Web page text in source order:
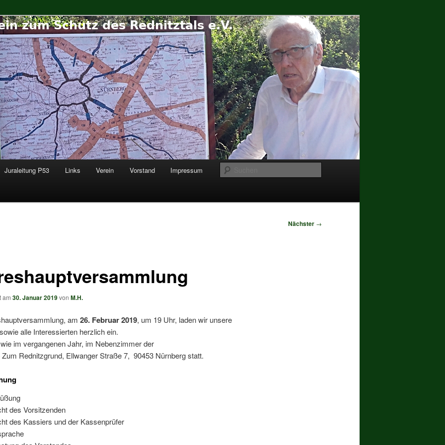
des Rednitztals e.V.
Juraleitung P53 Links Verein Vorstand Impressum
Nächster →
am 30. Januar 2019von M.H.
am 26. Februar 2019, um 19 Uhr, laden wir unsere
alle Interessierten herzlich ein.
im vergangenen Jahr, im Nebenzimmer der
Rednitzgrund, Ellwanger Straße 7, 90453 Nürnberg statt.
des Vorsitzenden
des Kassiers und der Kassenprüfer